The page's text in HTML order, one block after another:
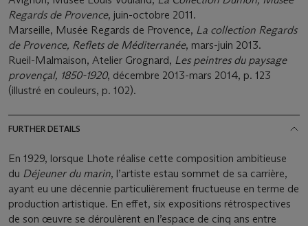
Regards de Provence, juin-octobre 2011.
Marseille, Musée Regards de Provence, La collection Regards
de Provence, Reflets de Méditerranée, mars-juin 2013.
Rueil-Malmaison, Atelier Grognard, Les peintres du paysage
provençal, 1850-1920, décembre 2013-mars 2014, p. 123
(illustré en couleurs, p. 102).
FURTHER DETAILS
En 1929, lorsque Lhote réalise cette composition ambitieuse
du Déjeuner du marin, l’artiste estau sommet de sa carrière,
ayant eu une décennie particulièrement fructueuse en terme de
production artistique. En effet, six expositions rétrospectives
de son œuvre se déroulèrent en l’espace de cinq ans entre